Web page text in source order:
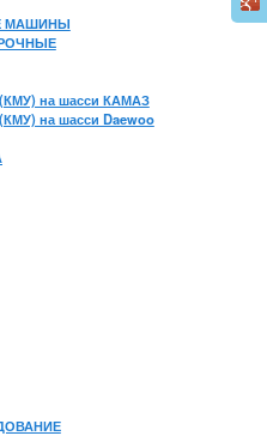
МАШИНЫ
на шасси КАМАЗ
на шасси Daewoo